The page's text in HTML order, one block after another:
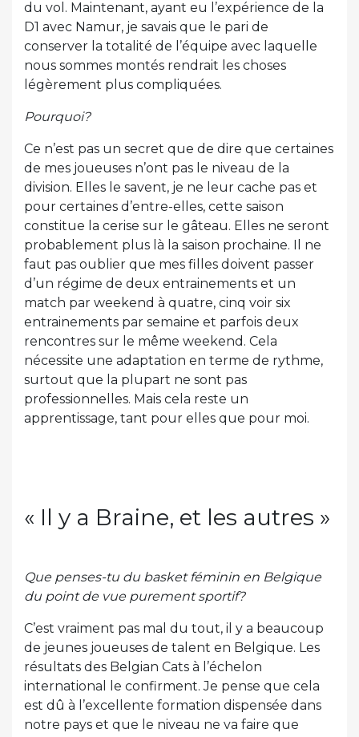
du vol. Maintenant, ayant eu l’expérience de la
D1 avec Namur, je savais que le pari de
conserver la totalité de l’équipe avec laquelle
nous sommes montés rendrait les choses
légèrement plus compliquées.
Pourquoi?
Ce n’est pas un secret que de dire que certaines
de mes joueuses n’ont pas le niveau de la
division. Elles le savent, je ne leur cache pas et
pour certaines d’entre-elles, cette saison
constitue la cerise sur le gâteau. Elles ne seront
probablement plus là la saison prochaine. Il ne
faut pas oublier que mes filles doivent passer
d’un régime de deux entrainements et un
match par weekend à quatre, cinq voir six
entrainements par semaine et parfois deux
rencontres sur le même weekend. Cela
nécessite une adaptation en terme de rythme,
surtout que la plupart ne sont pas
professionnelles. Mais cela reste un
apprentissage, tant pour elles que pour moi.
« Il y a Braine, et les autres »
Que penses-tu du basket féminin en Belgique
du point de vue purement sportif?
C’est vraiment pas mal du tout, il y a beaucoup
de jeunes joueuses de talent en Belgique. Les
résultats des Belgian Cats à l’échelon
international le confirment. Je pense que cela
est dû à l’excellente formation dispensée dans
notre pays et que le niveau ne va faire que